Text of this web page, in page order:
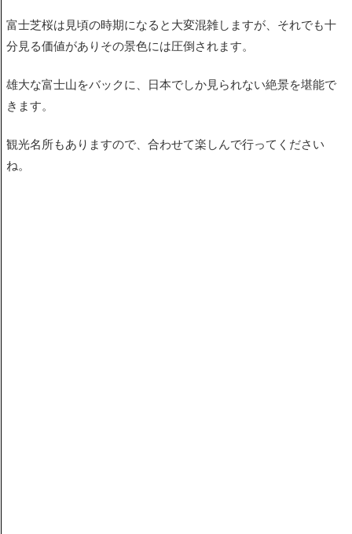
富士芝桜は見頃の時期になると大変混雑しますが、それでも十
分見る価値がありその景色には圧倒されます。
雄大な富士山をバックに、日本でしか見られない絶景を堪能で
きます。
観光名所もありますので、合わせて楽しんで行ってください
ね。